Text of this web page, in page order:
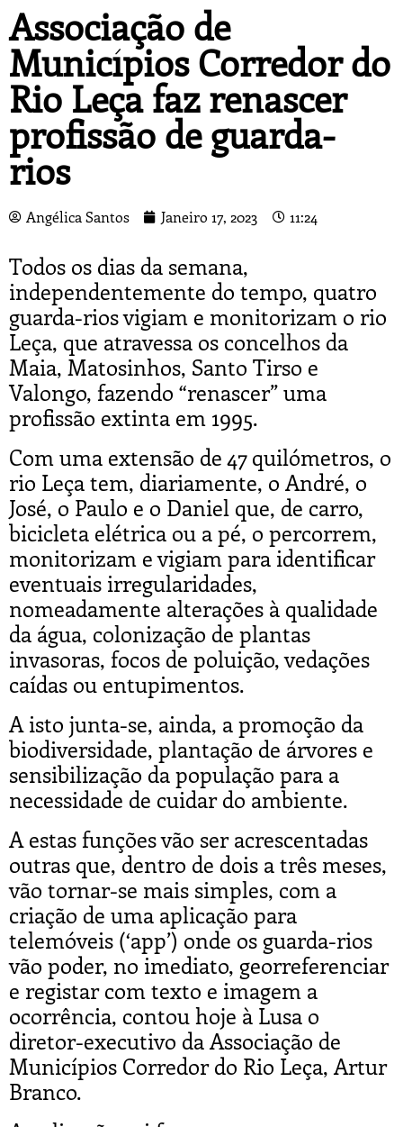
Associação de
Municípios Corredor do
Rio Leça faz renascer
profissão de guarda-
rios
Angélica Santos Janeiro 17, 2023 11:24
Todos os dias da semana,
independentemente do tempo, quatro
guarda-rios vigiam e monitorizam o rio
Leça, que atravessa os concelhos da
Maia, Matosinhos, Santo Tirso e
Valongo, fazendo “renascer” uma
profissão extinta em 1995.
Com uma extensão de 47 quilómetros, o
rio Leça tem, diariamente, o André, o
José, o Paulo e o Daniel que, de carro,
bicicleta elétrica ou a pé, o percorrem,
monitorizam e vigiam para identificar
eventuais irregularidades,
nomeadamente alterações à qualidade
da água, colonização de plantas
invasoras, focos de poluição, vedações
caídas ou entupimentos.
A isto junta-se, ainda, a promoção da
biodiversidade, plantação de árvores e
sensibilização da população para a
necessidade de cuidar do ambiente.
A estas funções vão ser acrescentadas
outras que, dentro de dois a três meses,
vão tornar-se mais simples, com a
criação de uma aplicação para
telemóveis (‘app’) onde os guarda-rios
vão poder, no imediato, georreferenciar
e registar com texto e imagem a
ocorrência, contou hoje à Lusa o
diretor-executivo da Associação de
Municípios Corredor do Rio Leça, Artur
Branco.